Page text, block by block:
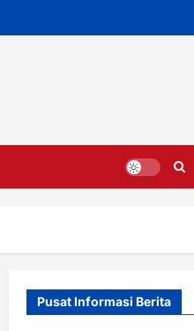
Pusat Informasi Berita